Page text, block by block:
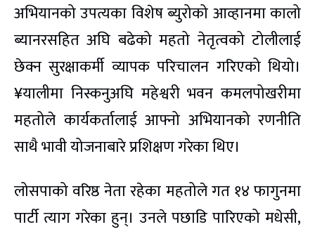
अभियानको उपत्यका विशेष ब्युरोको आव्हानमा कालो
ब्यानरसहित अघि बढेको महतो नेतृत्वको टोलीलाई
छेक्न सुरक्षाकर्मी व्यापक परिचालन गरिएको थियो।
¥यालीमा निस्कनुअघि महेश्वरी भवन कमलपोखरीमा
महतोले कार्यकर्तालाई आफ्नो अभियानको रणनीति
साथै भावी योजनाबारे प्रशिक्षण गरेका थिए।
लोसपाको वरिष्ठ नेता रहेका महतोले गत १४ फागुनमा
पार्टी त्याग गरेका हुन्। उनले पछाडि पारिएको मधेसी,